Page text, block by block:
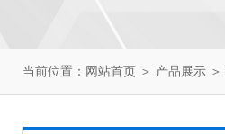
当前位置： 网站首页 ＞ 产品展示 ＞